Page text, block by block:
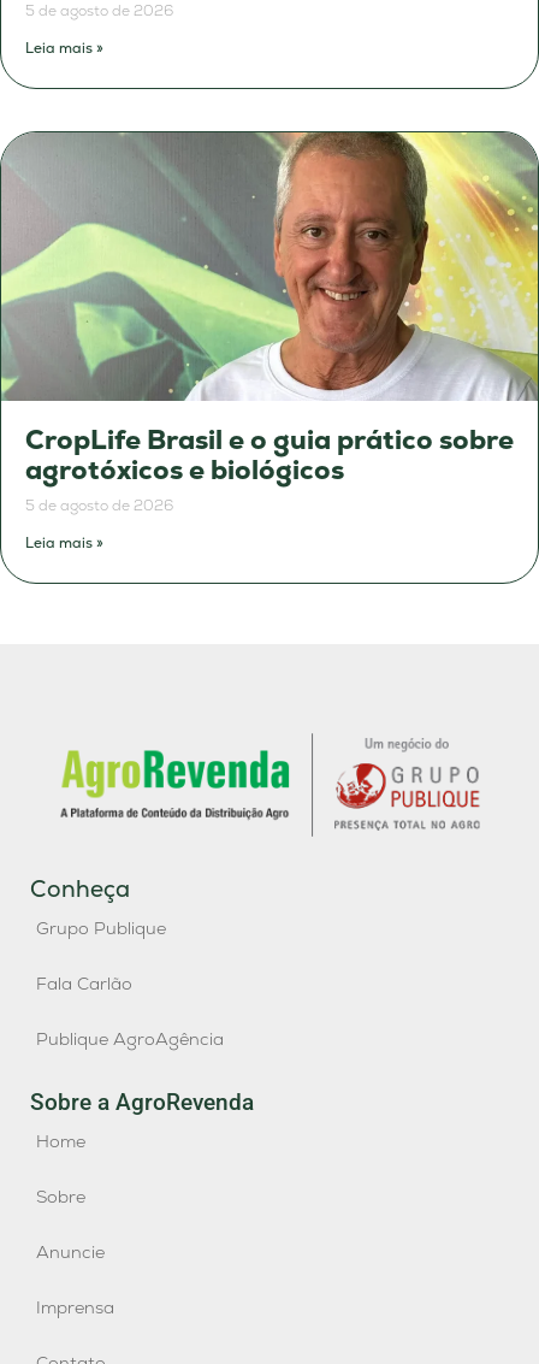
5 de agosto de 2026
Leia mais »
CropLife Brasil e o guia prático sobre
agrotóxicos e biológicos
5 de agosto de 2026
Leia mais »
Conheça
Grupo Publique
Fala Carlão
Publique AgroAgência
Sobre a AgroRevenda
Home
Sobre
Anuncie
Imprensa